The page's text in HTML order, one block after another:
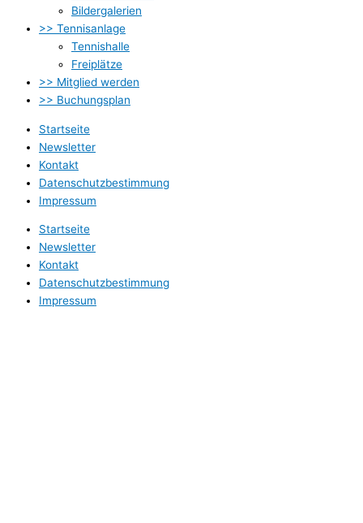
Bildergalerien
>> Tennisanlage
Tennishalle
Freiplätze
>> Mitglied werden
>> Buchungsplan
Startseite
Newsletter
Kontakt
Datenschutzbestimmung
Impressum
Startseite
Newsletter
Kontakt
Datenschutzbestimmung
Impressum